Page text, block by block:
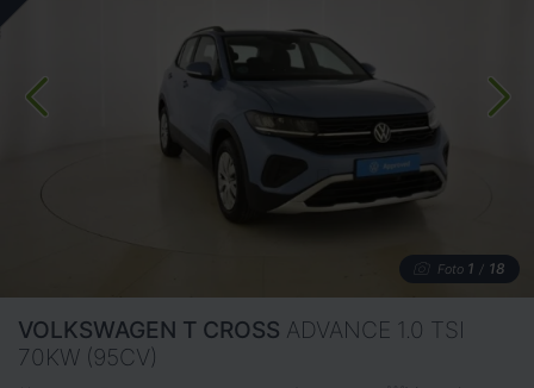
Foto 1 / 18
VOLKSWAGEN T CROSS ADVANCE 1.0 TSI
70KW (95CV)